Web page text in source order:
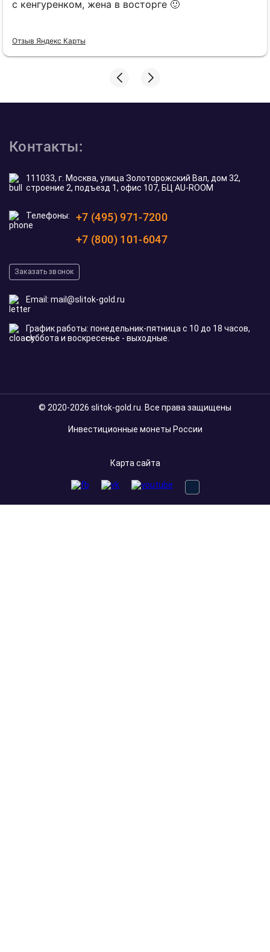
с кенгуренком, жена в восторге 🙂
Отзыв Яндекс Карты
Контакты:
111033, г. Москва, улица Золоторожский Вал, дом 32,
строение 2, подъезд 1, офис 107, БЦ AU-ROOM
Телефоны:
+7 (495) 971-7200
+7 (800) 101-6047
Заказать звонок
Email: mail@slitok-gold.ru
График работы: понедельник-пятница с 10 до 18 часов,
суббота и воскресенье - выходные.
© 2020-2026 slitok-gold.ru. Все права защищены
Инвестиционные монеты России
Карта сайта